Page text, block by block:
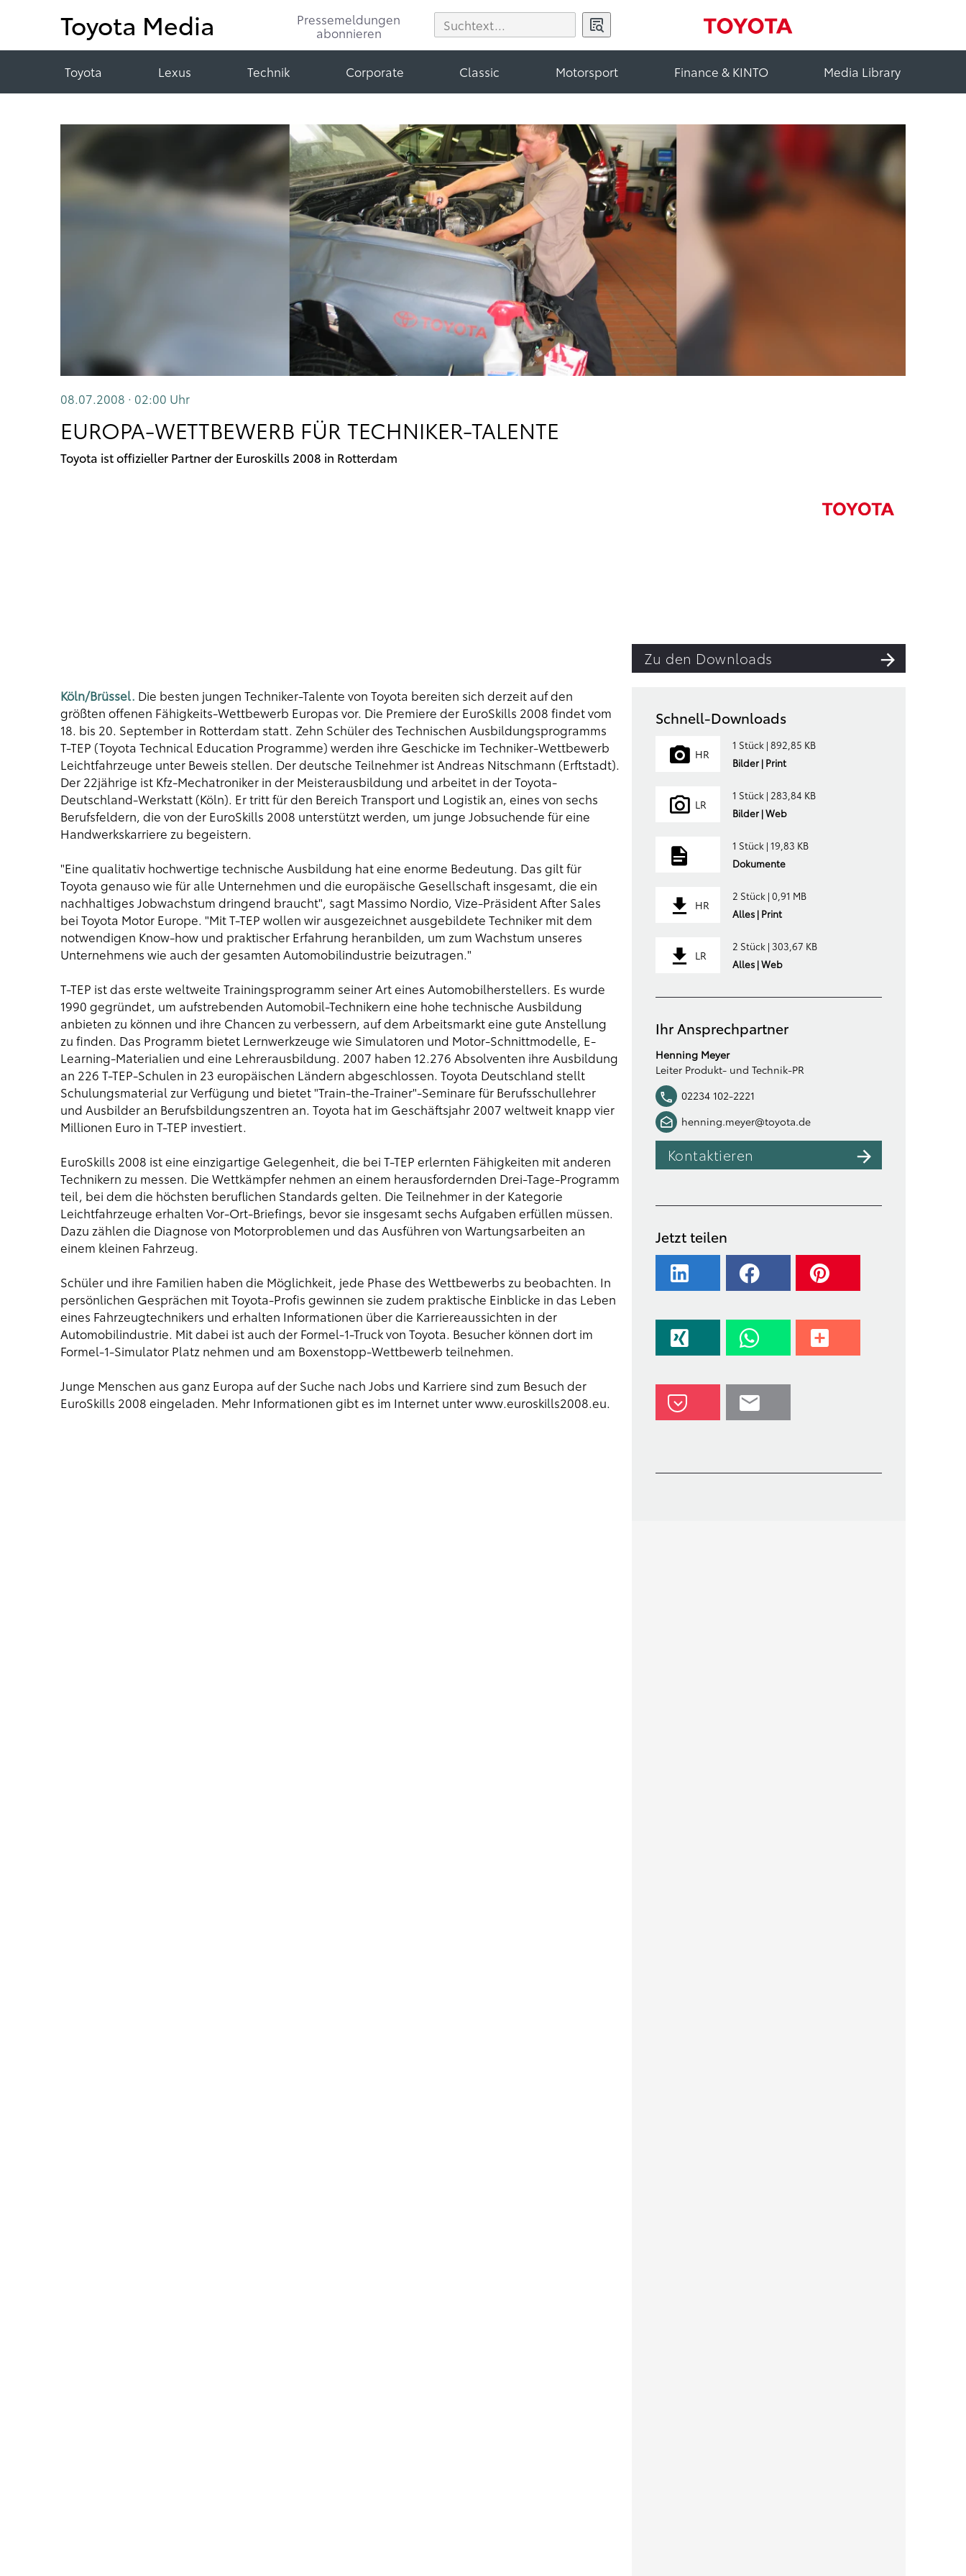
Toyota Media
Pressemeldungen
abonnieren
Toyota Lexus Technik Corporate Classic Motorsport Finance & KINTO Media Library
08.07.2008 · 02:00 Uhr
EUROPA-WETTBEWERB FÜR TECHNIKER-TALENTE
Toyota ist offizieller Partner der Euroskills 2008 in Rotterdam
Zu den Downloads
Köln/Brüssel. Die besten jungen Techniker-Talente von Toyota bereiten sich derzeit auf den
größten offenen Fähigkeits-Wettbewerb Europas vor. Die Premiere der EuroSkills 2008 findet vom
18. bis 20. September in Rotterdam statt. Zehn Schüler des Technischen Ausbildungsprogramms
T-TEP (Toyota Technical Education Programme) werden ihre Geschicke im Techniker-Wettbewerb
Leichtfahrzeuge unter Beweis stellen. Der deutsche Teilnehmer ist Andreas Nitschmann (Erftstadt).
Der 22jährige ist Kfz-Mechatroniker in der Meisterausbildung und arbeitet in der Toyota-
Deutschland-Werkstatt (Köln). Er tritt für den Bereich Transport und Logistik an, eines von sechs
Berufsfeldern, die von der EuroSkills 2008 unterstützt werden, um junge Jobsuchende für eine
Handwerkskarriere zu begeistern.
"Eine qualitativ hochwertige technische Ausbildung hat eine enorme Bedeutung. Das gilt für
Toyota genauso wie für alle Unternehmen und die europäische Gesellschaft insgesamt, die ein
nachhaltiges Jobwachstum dringend braucht", sagt Massimo Nordio, Vize-Präsident After Sales
bei Toyota Motor Europe. "Mit T-TEP wollen wir ausgezeichnet ausgebildete Techniker mit dem
notwendigen Know-how und praktischer Erfahrung heranbilden, um zum Wachstum unseres
Unternehmens wie auch der gesamten Automobilindustrie beizutragen."
T-TEP ist das erste weltweite Trainingsprogramm seiner Art eines Automobilherstellers. Es wurde
1990 gegründet, um aufstrebenden Automobil-Technikern eine hohe technische Ausbildung
anbieten zu können und ihre Chancen zu verbessern, auf dem Arbeitsmarkt eine gute Anstellung
zu finden. Das Programm bietet Lernwerkzeuge wie Simulatoren und Motor-Schnittmodelle, E-
Learning-Materialien und eine Lehrerausbildung. 2007 haben 12.276 Absolventen ihre Ausbildung
an 226 T-TEP-Schulen in 23 europäischen Ländern abgeschlossen. Toyota Deutschland stellt
Schulungsmaterial zur Verfügung und bietet "Train-the-Trainer"-Seminare für Berufsschullehrer
und Ausbilder an Berufsbildungszentren an. Toyota hat im Geschäftsjahr 2007 weltweit knapp vier
Millionen Euro in T-TEP investiert.
EuroSkills 2008 ist eine einzigartige Gelegenheit, die bei T-TEP erlernten Fähigkeiten mit anderen
Technikern zu messen. Die Wettkämpfer nehmen an einem herausfordernden Drei-Tage-Programm
teil, bei dem die höchsten beruflichen Standards gelten. Die Teilnehmer in der Kategorie
Leichtfahrzeuge erhalten Vor-Ort-Briefings, bevor sie insgesamt sechs Aufgaben erfüllen müssen.
Dazu zählen die Diagnose von Motorproblemen und das Ausführen von Wartungsarbeiten an
einem kleinen Fahrzeug.
Schüler und ihre Familien haben die Möglichkeit, jede Phase des Wettbewerbs zu beobachten. In
persönlichen Gesprächen mit Toyota-Profis gewinnen sie zudem praktische Einblicke in das Leben
eines Fahrzeugtechnikers und erhalten Informationen über die Karriereaussichten in der
Automobilindustrie. Mit dabei ist auch der Formel-1-Truck von Toyota. Besucher können dort im
Formel-1-Simulator Platz nehmen und am Boxenstopp-Wettbewerb teilnehmen.
Junge Menschen aus ganz Europa auf der Suche nach Jobs und Karriere sind zum Besuch der
EuroSkills 2008 eingeladen. Mehr Informationen gibt es im Internet unter www.euroskills2008.eu.
Schnell-Downloads
HR
1 Stück | 892,85 KB
Bilder | Print
LR
1 Stück | 283,84 KB
Bilder | Web
1 Stück | 19,83 KB
Dokumente
HR
2 Stück | 0,91 MB
Alles | Print
LR
2 Stück | 303,67 KB
Alles | Web
Ihr Ansprechpartner
Henning Meyer
Leiter Produkt- und Technik-PR
02234 102-2221
henning.meyer@toyota.de
Kontaktieren
Jetzt teilen